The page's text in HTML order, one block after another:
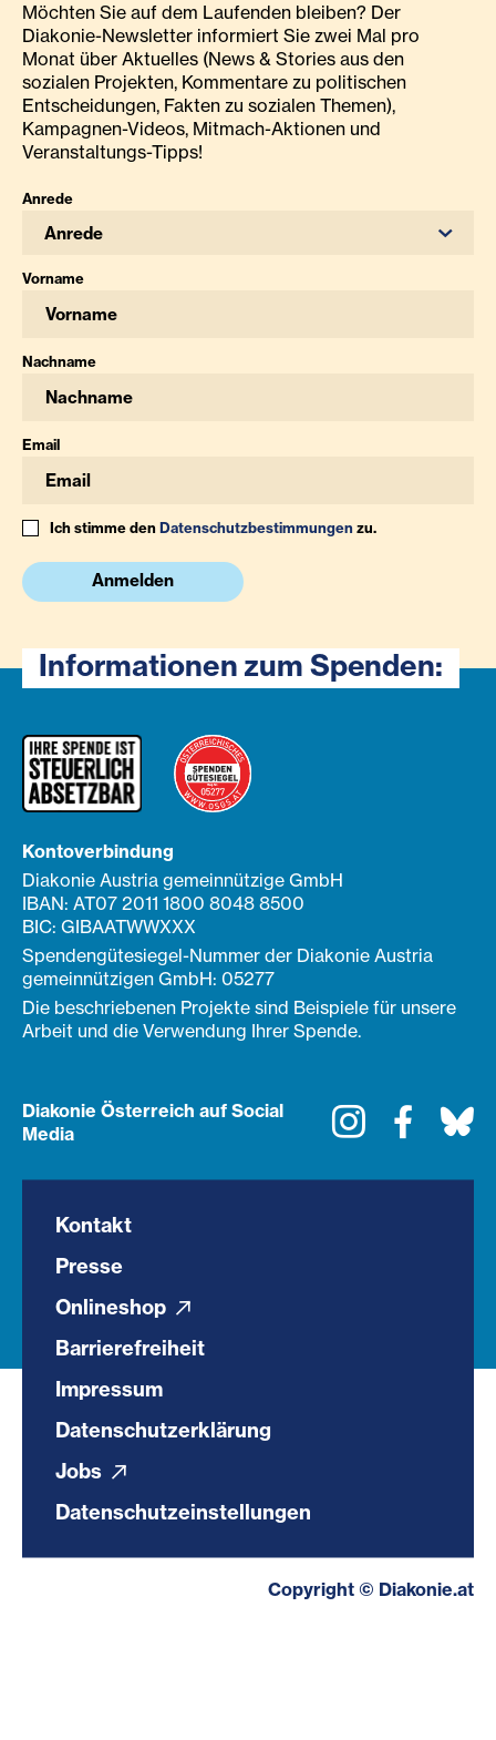
Möchten Sie auf dem Laufenden bleiben? Der
Diakonie-Newsletter informiert Sie zwei Mal pro
Monat über Aktuelles (News & Stories aus den
sozialen Projekten, Kommentare zu politischen
Entscheidungen, Fakten zu sozialen Themen),
Kampagnen-Videos, Mitmach-Aktionen und
Veranstaltungs-Tipps!
Anrede
Anrede
Vorname
Nachname
Email
Ich stimme denDatenschutzbestimmungenzu.
Anmelden
Informationen zum Spenden:
Kontoverbindung
Diakonie Austria gemeinnützige GmbH
IBAN: AT07 2011 1800 8048 8500
BIC: GIBAATWWXXX
Spendengütesiegel-Nummer der Diakonie Austria
gemeinnützigen GmbH: 05277
Die beschriebenen Projekte sind Beispiele für unsere
Arbeit und die Verwendung Ihrer Spende.
Diakonie Österreich auf Social
Media
Instagram
Kontakt
Presse
Onlineshop
Barrierefreiheit
Impressum
Datenschutzerklärung
Jobs
Datenschutzeinstellungen
Copyright © Diakonie.at